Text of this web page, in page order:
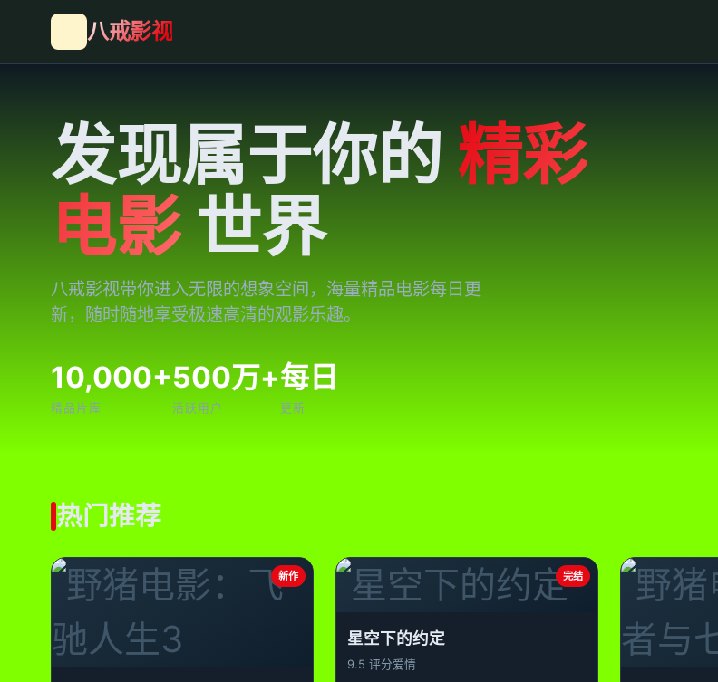
八戒影视
发现属于你的精彩
电影世界
八戒影视带你进入无限的想象空间，海量精品电影每日更
新，随时随地享受极速高清的观影乐趣。
10,000+
精品片库
500万+
活跃用户
每日
更新
热门推荐
新作 完结
星空下的约定
9.5 评分爱情